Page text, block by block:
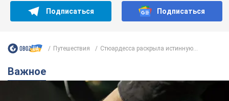
Подписаться Подписаться
Путешествия Стюардесса раскрыла истинную...
Важное